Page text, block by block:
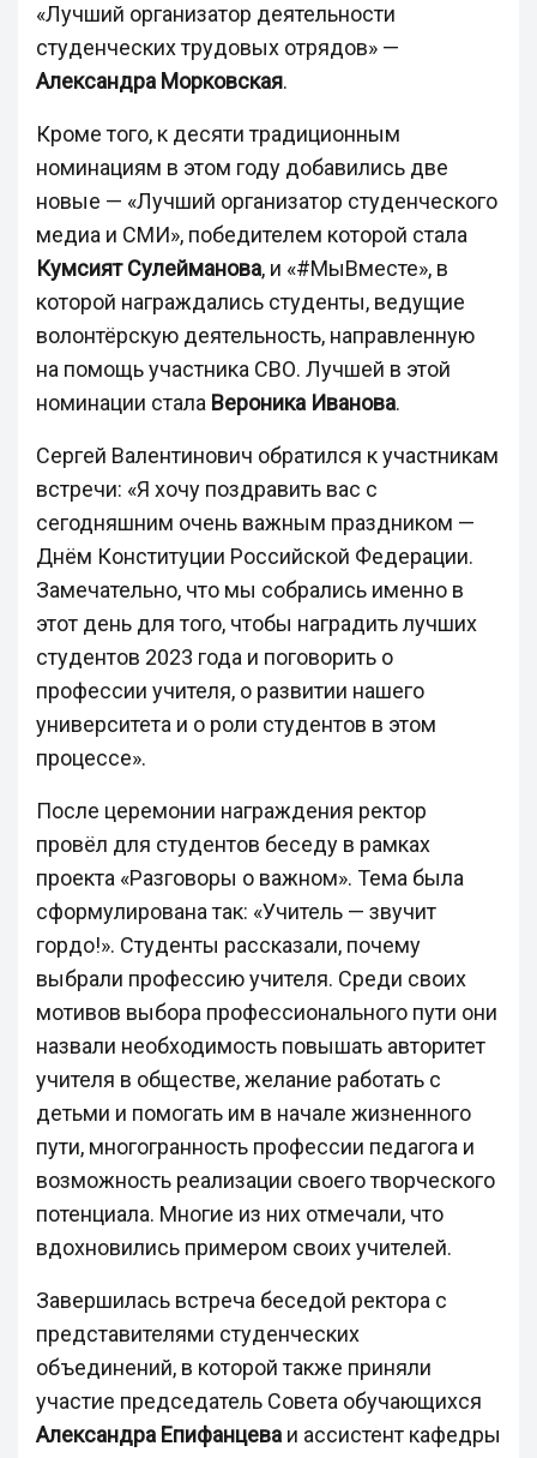
«Лучший организатор деятельности
студенческих трудовых отрядов» —
Александра Морковская.
Кроме того, к десяти традиционным
номинациям в этом году добавились две
новые — «Лучший организатор студенческого
медиа и СМИ», победителем которой стала
Кумсият Сулейманова, и «#МыВместе», в
которой награждались студенты, ведущие
волонтёрскую деятельность, направленную
на помощь участника СВО. Лучшей в этой
номинации стала Вероника Иванова.
Сергей Валентинович обратился к участникам
встречи: «Я хочу поздравить вас с
сегодняшним очень важным праздником —
Днём Конституции Российской Федерации.
Замечательно, что мы собрались именно в
этот день для того, чтобы наградить лучших
студентов 2023 года и поговорить о
профессии учителя, о развитии нашего
университета и о роли студентов в этом
процессе».
После церемонии награждения ректор
провёл для студентов беседу в рамках
проекта «Разговоры о важном». Тема была
сформулирована так: «Учитель — звучит
гордо!». Студенты рассказали, почему
выбрали профессию учителя. Среди своих
мотивов выбора профессионального пути они
назвали необходимость повышать авторитет
учителя в обществе, желание работать с
детьми и помогать им в начале жизненного
пути, многогранность профессии педагога и
возможность реализации своего творческого
потенциала. Многие из них отмечали, что
вдохновились примером своих учителей.
Завершилась встреча беседой ректора с
представителями студенческих
объединений, в которой также приняли
участие председатель Совета обучающихся
Александра Епифанцева и ассистент кафедры